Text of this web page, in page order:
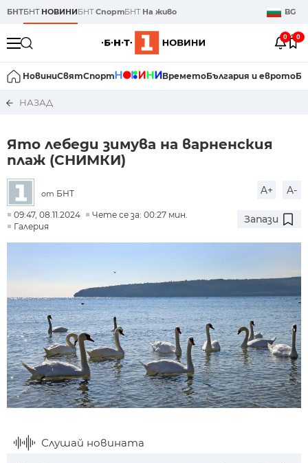
БНТБНТ НОВИНИБНТСпортБНТ На живо BG
0 0
НовиниСвятСпорт ВреметоБългария и еврото
НАЗАД
Ято лебеди зимува на варненския
плаж (СНИМКИ)
от БНТ A+ A-
09:47, 08.11.2024
Чете се за: 00:27 мин.
Галерия
Запази
Слушай новината